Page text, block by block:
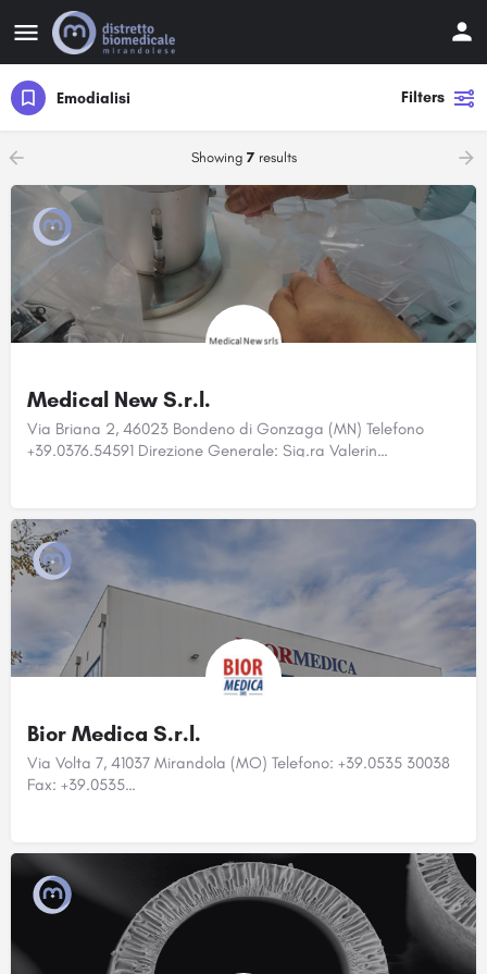
Emodialisi Filters
Showing 7results
Medical New S.r.l.
Via Briana 2, 46023 Bondeno di Gonzaga (MN) Telefono
+39.0376.54591 Direzione Generale: Sig.ra Valerin…
Bior Medica S.r.l.
Via Volta 7, 41037 Mirandola (MO) Telefono: +39.0535 30038
Fax: +39.0535…